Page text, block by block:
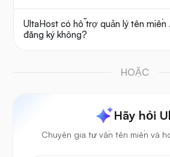
UltaHost có hỗ trợ quản lý tên miền
đăng ký không?
HOẶC
Hãy hỏi
Chuyên gia tư vấn tên miền và